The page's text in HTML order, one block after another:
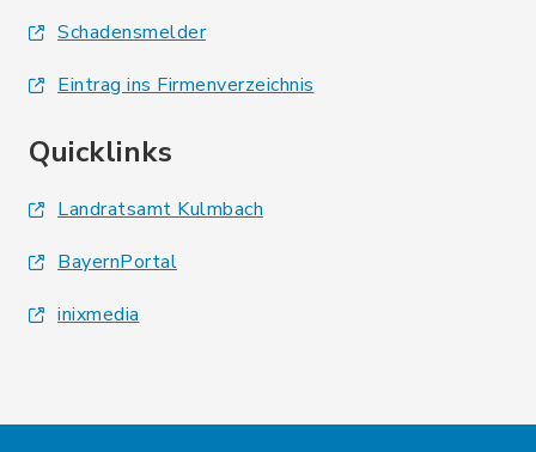
Schadensmelder
Eintrag ins Firmenverzeichnis
Quicklinks
Landratsamt Kulmbach
BayernPortal
inixmedia